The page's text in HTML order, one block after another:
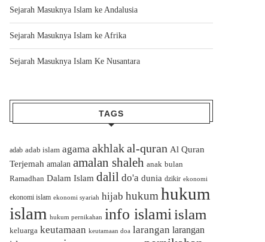
Sejarah Masuknya Islam ke Andalusia
Sejarah Masuknya Islam ke Afrika
Sejarah Masuknya Islam Ke Nusantara
TAGS
adab adab islam agama akhlakal-quran Al Quran
Terjemah amalan amalan shaleh anak bulan
Ramadhan Dalam Islam dalil do'a dunia dzikir ekonomi
ekonomi islam ekonomi syariah hijab hukum hukum
islam hukum pernikahan info islamiislam
keluarga keutamaan keutamaan doa larangan larangan